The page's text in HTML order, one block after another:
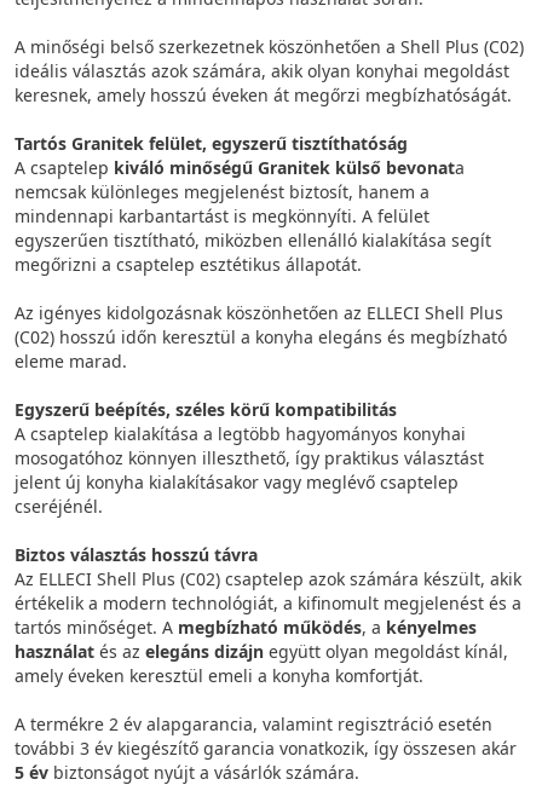
A minőségi belső szerkezetnek köszönhetően a Shell Plus (C02)
ideális választás azok számára, akik olyan konyhai megoldást
keresnek, amely hosszú éveken át megőrzi megbízhatóságát.
Tartós Granitek felület, egyszerű tisztíthatóság
A csaptelep kiváló minőségű Granitek külső bevonata
nemcsak különleges megjelenést biztosít, hanem a
mindennapi karbantartást is megkönnyíti. A felület
egyszerűen tisztítható, miközben ellenálló kialakítása segít
megőrizni a csaptelep esztétikus állapotát.
Az igényes kidolgozásnak köszönhetően az ELLECI Shell Plus
(C02) hosszú időn keresztül a konyha elegáns és megbízható
eleme marad.
Egyszerű beépítés, széles körű kompatibilitás
A csaptelep kialakítása a legtöbb hagyományos konyhai
mosogatóhoz könnyen illeszthető, így praktikus választást
jelent új konyha kialakításakor vagy meglévő csaptelep
cseréjénél.
Biztos választás hosszú távra
Az ELLECI Shell Plus (C02) csaptelep azok számára készült, akik
értékelik a modern technológiát, a kifinomult megjelenést és a
tartós minőséget. A megbízható működés, a kényelmes
használat és az elegáns dizájn együtt olyan megoldást kínál,
amely éveken keresztül emeli a konyha komfortját.
A termékre 2 év alapgarancia, valamint regisztráció esetén
további 3 év kiegészítő garancia vonatkozik, így összesen akár
5 év biztonságot nyújt a vásárlók számára.